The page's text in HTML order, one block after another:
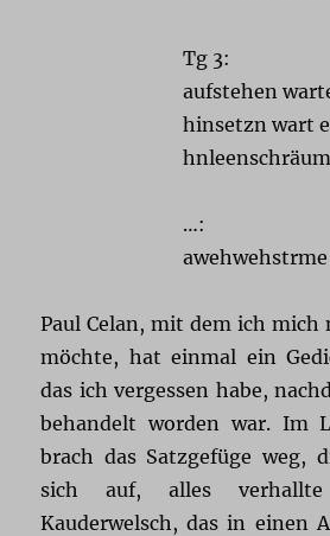
Tg 3:
aufstehen
hinsetzn wart
hnleenschräum
…:
awehwehstrme
Paul Celan, mit dem ich mich
möchte, hat einmal ein
das ich vergessen habe,
behandelt worden war. Im
brach das Satzgefüge weg,
sich auf, alles
Kauderwelsch, das in einen